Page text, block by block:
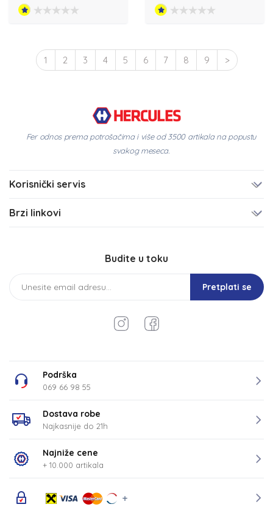
1 2 3 4 5 6 7 8 9 >
Fer odnos prema potrošačima i više od 3500 artikala na popustu
svakog meseca.
Korisnički servis
Brzi linkovi
Budite u toku
Pretplati se
Podrška
069 66 98 55
Dostava robe
Najkasnije do 21h
Najniže cene
+ 10.000 artikala